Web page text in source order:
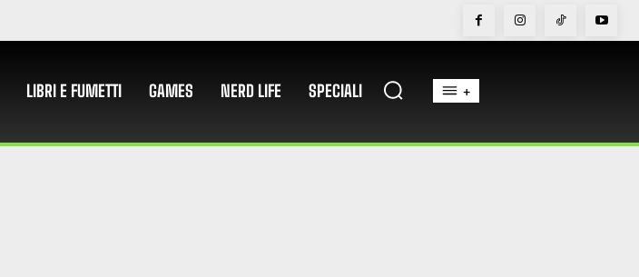
LIBRI E FUMETTI GAMES NERD LIFE SPECIALI +